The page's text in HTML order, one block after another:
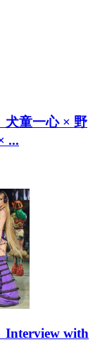
犬童一心 × 野
...
Interview with